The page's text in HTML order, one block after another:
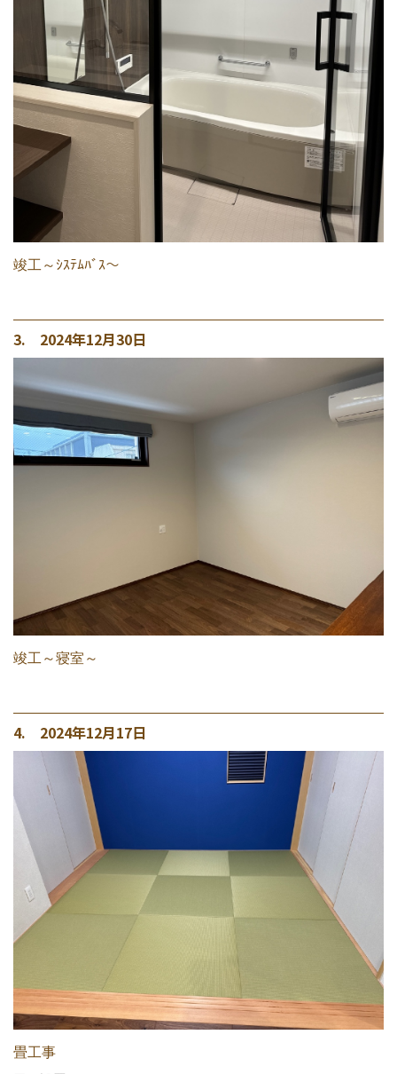
竣工～ｼｽﾃﾑﾊﾞｽ～
3. 2024年12月30日
竣工～寝室～
4. 2024年12月17日
畳工事